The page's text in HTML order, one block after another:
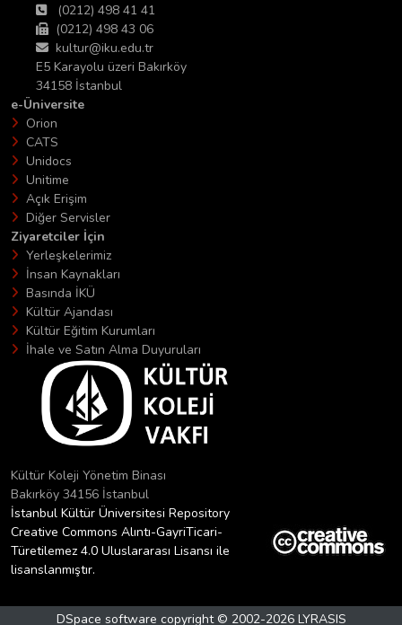
(0212) 498 41 41
(0212) 498 43 06
kultur@iku.edu.tr
E5 Karayolu üzeri Bakırköy
34158 İstanbul
e-Üniversite
Orion
CATS
Unidocs
Unitime
Açık Erişim
Diğer Servisler
Ziyaretciler İçin
Yerleşkelerimiz
İnsan Kaynakları
Basında İKÜ
Kültür Ajandası
Kültür Eğitim Kurumları
İhale ve Satın Alma Duyuruları
Kültür Koleji Yönetim Binası
Bakırköy 34156 İstanbul
İstanbul Kültür Üniversitesi Repository
Creative Commons Alıntı-GayriTicari-
Türetilemez 4.0 Uluslararası Lisansı ile
lisanslanmıştır.
DSpace software copyright © 2002-2026 LYRASIS